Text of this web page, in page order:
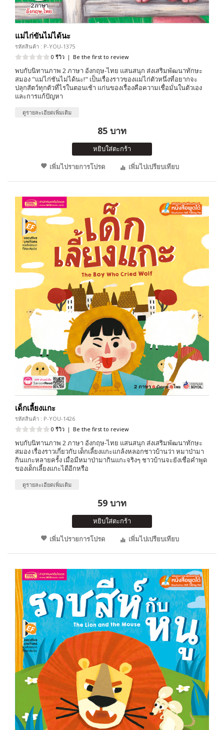
แม่ไก่ขันไม่ได้นะ
รหัสสินค้า : P-YOU-1375
0 รีวิว | Be the first to review
พบกับนิทานภาพ 2 ภาษา อังกฤษ-ไทย แสนสนุก ส่งเสริมพัฒนาทักษะ
สมอง "แม่ไก่ชันไม่ได้นะ!" เป็นเรื่องราวของแม่ไก่ตัวหนึ่งที่อยากจะ
ปลุกสัตว์ทุกตัวที่ไรในตอนเช้า แก่นของเรื่องคือความเชื่อมั่นในตัวเอง
และการแก้ปัญหา
ดูรายละเอียดเพิ่มเติม
85 บาท
หยิบใส่ตะกร้า
เพิ่มไปรายการโปรด
เพิ่มไปเปรียบเทียบ
เด็กเลี้ยงแกะ
รหัสสินค้า : P-YOU-1426
0 รีวิว | Be the first to review
พบกับนิทานภาพ 2 ภาษา อังกฤษ-ไทย แสนสนุก ส่งเสริมพัฒนาทักษะ
สมอง เรื่องราวเกี่ยวกับ เด็กเลี้ยงแกะแกล้งหลอกชาวบ้านว่า หมาป่ามา
กินแกะหลายครั้ง เมื่อมีหมาป่ามากินแกะจริงๆ ชาวบ้านจะยังเชื่อคำพูด
ของเด็กเลี้ยงแกะไดีอีกหรือ
ดูรายละเอียดเพิ่มเติม
59 บาท
หยิบใส่ตะกร้า
เพิ่มไปรายการโปรด
เพิ่มไปเปรียบเทียบ